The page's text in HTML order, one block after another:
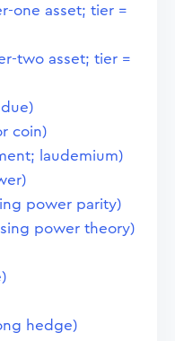
one asset; tier =
two asset; tier =
coin)
laudemium)
power parity)
power theory)
hedge)